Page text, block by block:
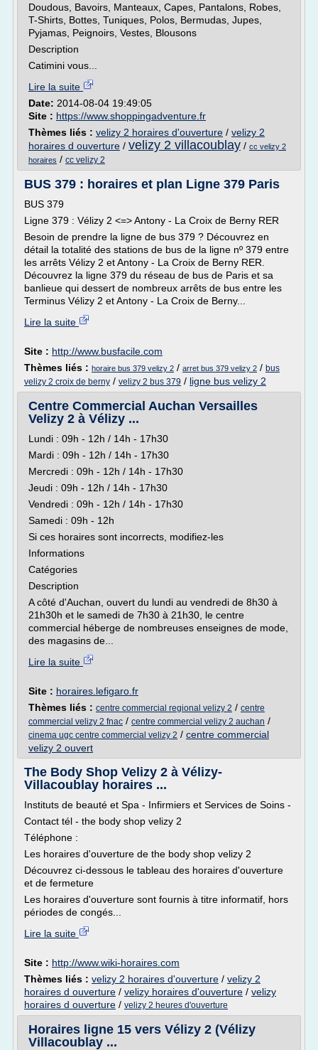
Doudous, Bavoirs, Manteaux, Capes, Pantalons, Robes,
T-Shirts, Bottes, Tuniques, Polos, Bermudas, Jupes,
Pyjamas, Peignoirs, Vestes, Blousons
Description
Catimini vous...
Lire la suite
Date: 2014-08-04 19:49:05
Site : https://www.shoppingadventure.fr
Thèmes liés : velizy 2 horaires d'ouverture / velizy 2
horaires d ouverture / velizy 2 villacoublay / cc velizy 2
horaires / cc velizy 2
BUS 379 : horaires et plan Ligne 379 Paris
BUS 379
Ligne 379 : Vélizy 2 <=> Antony - La Croix de Berny RER
Besoin de prendre la ligne de bus 379 ? Découvrez en
détail la totalité des stations de bus de la ligne nº 379 entre
les arrêts Vélizy 2 et Antony - La Croix de Berny RER.
Découvrez la ligne 379 du réseau de bus de Paris et sa
banlieue qui dessert de nombreux arrêts de bus entre les
Terminus Vélizy 2 et Antony - La Croix de Berny...
Lire la suite
Site : http://www.busfacile.com
Thèmes liés : horaire bus 379 velizy 2 / arret bus 379 velizy 2 / bus
velizy 2 croix de berny / velizy 2 bus 379 / ligne bus velizy 2
Centre Commercial Auchan Versailles
Velizy 2 à Vélizy ...
Lundi : 09h - 12h / 14h - 17h30
Mardi : 09h - 12h / 14h - 17h30
Mercredi : 09h - 12h / 14h - 17h30
Jeudi : 09h - 12h / 14h - 17h30
Vendredi : 09h - 12h / 14h - 17h30
Samedi : 09h - 12h
Si ces horaires sont incorrects, modifiez-les
Informations
Catégories
Description
A côté d'Auchan, ouvert du lundi au vendredi de 8h30 à
21h30h et le samedi de 7h30 à 21h30, le centre
commercial héberge de nombreuses enseignes de mode,
des magasins de...
Lire la suite
Site : horaires.lefigaro.fr
Thèmes liés : centre commercial regional velizy 2 / centre
commercial velizy 2 fnac / centre commercial velizy 2 auchan /
cinema ugc centre commercial velizy 2 / centre commercial
velizy 2 ouvert
The Body Shop Velizy 2 à Vélizy-
Villacoublay horaires ...
Instituts de beauté et Spa - Infirmiers et Services de Soins -
Contact tél - the body shop velizy 2
Téléphone :
Les horaires d'ouverture de the body shop velizy 2
Découvrez ci-dessous le tableau des horaires d'ouverture
et de fermeture
Les horaires d'ouverture sont fournis à titre informatif, hors
périodes de congés...
Lire la suite
Site : http://www.wiki-horaires.com
Thèmes liés : velizy 2 horaires d'ouverture / velizy 2
horaires d ouverture / velizy horaires d'ouverture / velizy
horaires d ouverture / velizy 2 heures d'ouverture
Horaires ligne 15 vers Vélizy 2 (Vélizy
Villacoublay ...